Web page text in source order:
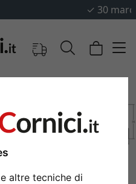
altre tecniche di
produttori